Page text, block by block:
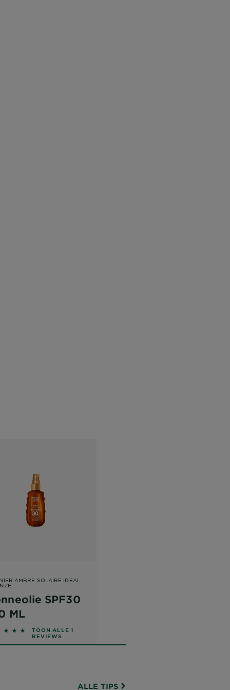
AMBRE SOLAIRE IDEAL
SPF30
ML
of 5 stars based on reviews
TOON ALLE 1
REVIEWS
ALLE TIPS